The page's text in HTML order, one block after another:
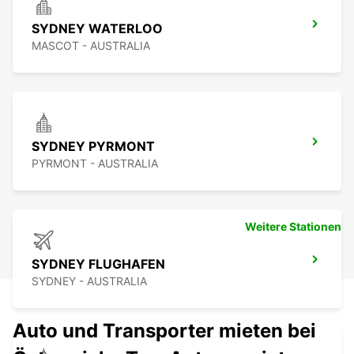
SYDNEY WATERLOO
MASCOT - AUSTRALIA
SYDNEY PYRMONT
PYRMONT - AUSTRALIA
SYDNEY FLUGHAFEN
SYDNEY - AUSTRALIA
Weitere Stationen
Auto und Transporter mieten bei